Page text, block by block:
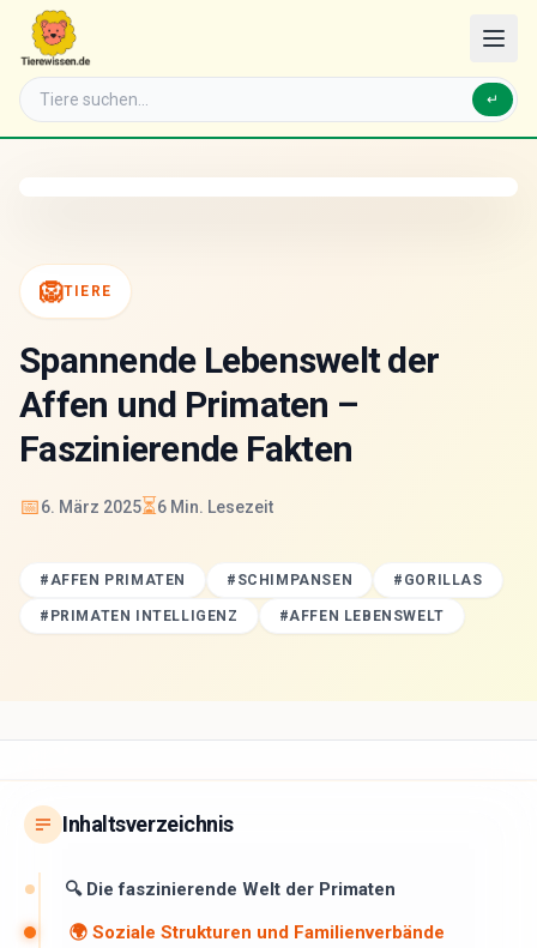
↵
🦁TIERE
Spannende Lebenswelt der
Affen und Primaten –
Faszinierende Fakten
📅6. März 2025⏳6 Min. Lesezeit
#AFFEN PRIMATEN # SCHIMPANSEN # GORILLAS
# PRIMATEN INTELLIGENZ #AFFEN LEBENSWELT
Inhaltsverzeichnis
🔍 Die faszinierende Welt der Primaten
🌍 Soziale Strukturen und Familienverbände